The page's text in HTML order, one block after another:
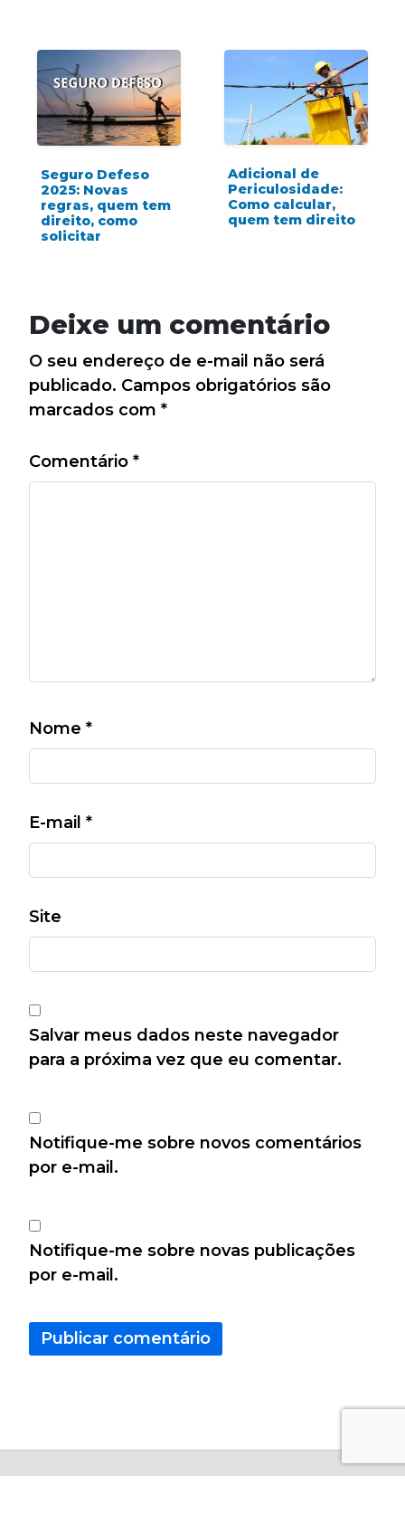
Seguro Defeso
2025: Novas
regras, quem tem
direito, como
solicitar
Adicional de
Periculosidade:
Como calcular,
quem tem direito
Deixe um comentário
O seu endereço de e-mail não será
publicado. Campos obrigatórios são
marcados com *
Comentário *
Nome *
E-mail *
Site
Salvar meus dados neste navegador
para a próxima vez que eu comentar.
Notifique-me sobre novos comentários
por e-mail.
Notifique-me sobre novas publicações
por e-mail.